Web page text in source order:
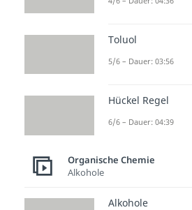
Toluol
5/6 – Dauer: 03:56
Hückel Regel
6/6 – Dauer: 04:39
Organische Chemie
Alkohole
Alkohole